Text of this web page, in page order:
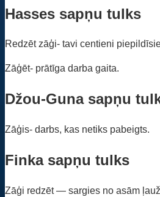
Hasses sapņu tulks
Redzēt zāģi- tavi centieni
Zāģēt- prātīga darba gaita.
Džou-Guna sapņu
Zāģis- darbs, kas netiks pabeigts.
Finka sapņu tulks
Zāģi redzēt — sargies no asām